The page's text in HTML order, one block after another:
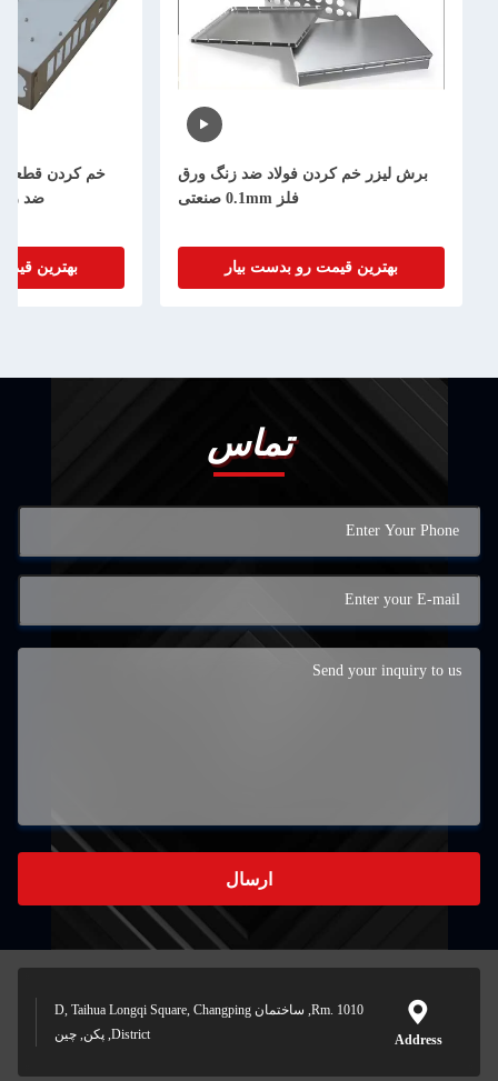
خم کردن فولاد ضد زنگ ورق
قیمت رو بدست بیار
خم کردن قطعات فولاد برش لیزر
ضد زنگ آلومینیوم فولاد
بهترین قیمت رو بدست بیار
تماس
Rm. 1010, ساختمان D, Taihua Longqi Square, Changping